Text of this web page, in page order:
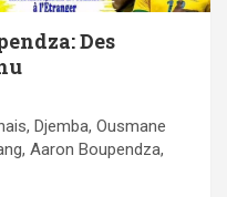
Des
Djemba, Ousmane
Aaron Boupendza,